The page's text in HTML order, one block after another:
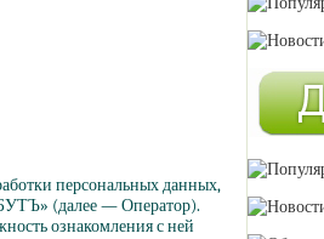
персональных данных,
(далее— Оператор).
ознакомления с ней